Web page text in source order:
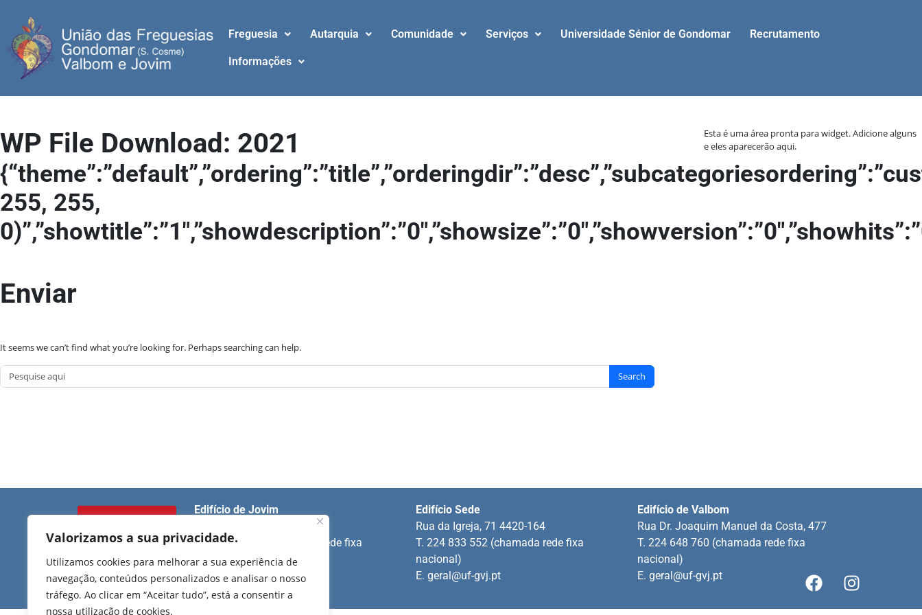
Valorizamos a sua privacidade.
Utilizamos cookies para melhorar a sua experiência de
navegação, conteúdos personalizados e analisar o nosso
tráfego. Ao clicar em “Aceitar tudo”, está a consentir a
nossa utilização de cookies.
Freguesia Autarquia Comunidade Serviços Universidade Sénior de Gondomar Recrutamento
Informações
WP File Download: 2021
255, 255,
Enviar
It seems we can’t find what you’re looking for. Perhaps searching can help.
Search
Esta é uma área pronta para widget. Adicione alguns
e eles aparecerão aqui.
2025 Todos os direitos
reservados.
Edifício de Jovim
Rua Manuel Pinto Martins
T. 224 509 703 (chamada rede fixa
nacional)
E.geral@uf-gvj.pt
Edifício Sede
Rua da Igreja, 71 4420-164
T. 224 833 552 (chamada rede fixa
nacional)
E.geral@uf-gvj.pt
Edifício de Valbom
Rua Dr. Joaquim Manuel da Costa, 477
T. 224 648 760 (chamada rede fixa
nacional)
E.geral@uf-gvj.pt